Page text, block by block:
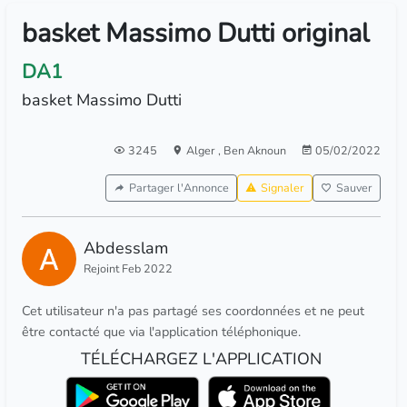
basket Massimo Dutti original
DA1
basket Massimo Dutti
3245 Alger, Ben Aknoun 05/02/2022
Partager l'Annonce Signaler Sauver
Abdesslam
Rejoint Feb 2022
Cet utilisateur n'a pas partagé ses coordonnées et ne peut
être contacté que via l'application téléphonique.
TÉLÉCHARGEZ L'APPLICATION